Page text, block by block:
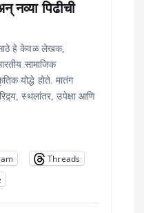
नव्या पिढीची
साठे हे केवळ लेखक,
सामाजिक
योद्धे होते. मातंग
स्थलांतर, उपेक्षा आणि
Threads